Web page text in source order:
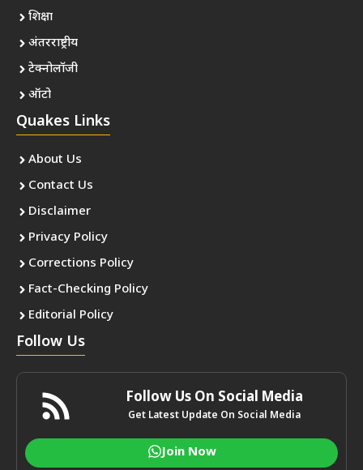
शिक्षा
अंतरराष्ट्रीय
टेक्नोलॉजी
ऑटो
Quakes Links
About Us
Contact Us
Disclaimer
Privacy Policy
Corrections Policy
Fact-Checking Policy
Editorial Policy
Follow Us
Follow Us On Social Media
Get Latest Update On Social Media
Join Now